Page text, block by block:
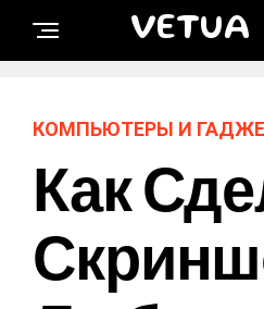
VETUA
КОМПЬЮТЕРЫ И
Как